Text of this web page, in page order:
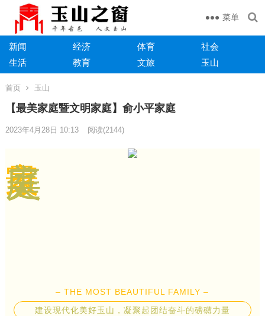
菜单
新闻 经济 体育
社会
生活
教育 文旅 玉山
首页 玉山
【最美家庭暨文明家庭】俞小平家庭
2023年4月28日 10:13 阅读(2144)
最
家
美
庭
– THE MOST BEAUTIFUL FAMILY –
建设现代化美好玉山，凝聚起团结奋斗的磅礴力量